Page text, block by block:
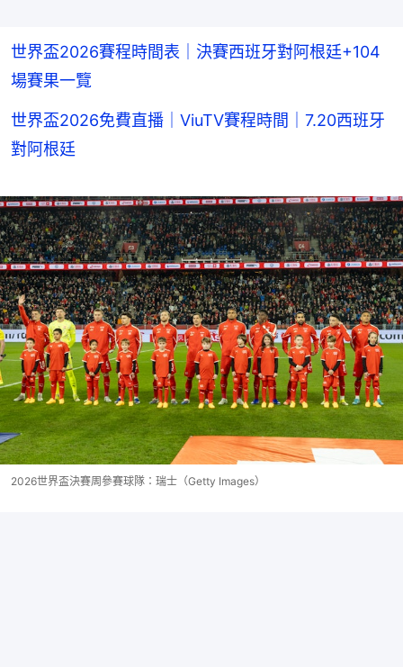
世界盃2026賽程時間表｜決賽西班牙對阿根廷+104
場賽果一覽
世界盃2026免費直播｜ViuTV賽程時間｜7.20西班牙
對阿根廷
2026世界盃決賽周參賽球隊：瑞士（Getty Images）